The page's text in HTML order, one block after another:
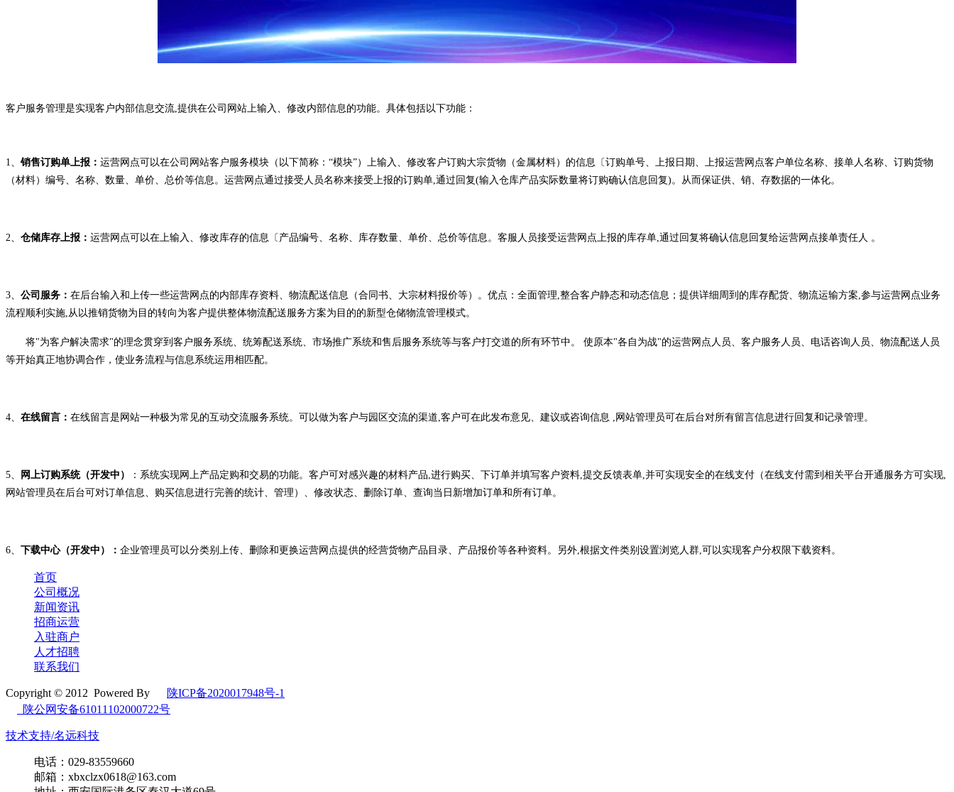
客户服务管理是实现客户内部信息交流,提供在公司网站上输入、修改内部信息的功能。具体包括以下功能：
1、 销售订购单上报： 运营网点可以在公司网站客户服务模块（以下简称：“模块”）上输入、修改客户订购大宗货物（金属材料）的信息〔订购单号、上报日期、上报运营网点客户单位名称、接单人名称、订购货物
（材料）编号、名称、数量、单价、总价等信息。运营网点通过接受人员名称来接受上报的订购单,通过回复(输入仓库产品实际数量将订购确认信息回复)。从而保证供、销、存数据的一体化。
2、 仓储库存上报： 运营网点可以在上输入、修改库存的信息〔产品编号、名称、库存数量、单价、总价等信息。客服人员接受运营网点上报的库存单,通过回复将确认信息回复给运营网点接单责任人 。
3、 公司服务： 在后台输入和上传一些运营网点的内部库存资料、物流配送信息（合同书、大宗材料报价等）。优点：全面管理,整合客户静态和动态信息；提供详细周到的库存配货、物流运输方案,参与运营网点业务
流程顺利实施,从以推销货物为目的转向为客户提供整体物流配送服务方案为目的的新型仓储物流管理模式。
将"为客户解决需求"的理念贯穿到客户服务系统、统筹配送系统、市场推广系统和售后服务系统等与客户打交道的所有环节中。 使原本"各自为战"的运营网点人员、客户服务人员、电话咨询人员、物流配送人员
等开始真正地协调合作，使业务流程与信息系统运用相匹配。
4、 在线留言： 在线留言是网站一种极为常见的互动交流服务系统。可以做为客户与园区交流的渠道,客户可在此发布意见、建议或咨询信息 ,网站管理员可在后台对所有留言信息进行回复和记录管理。
5、 网上订购系统（开发中）
：系统实现网上产品定购和交易的功能。客户可对感兴趣的材料产品,进行购买、下订单并填写客户资料,提交反馈表单,并可实现安全的在线支付（在线支付需到相关平台开通服务方可实现,
网站管理员在后台可对订单信息、购买信息进行完善的统计、管理）、修改状态、删除订单、查询当日新增加订单和所有订单。
6、 下载中心（开发中）： 企业管理员可以分类别上传、删除和更换运营网点提供的经营货物产品目录、产品报价等各种资料。另外,根据文件类别设置浏览人群,可以实现客户分权限下载资料。
首页
公司概况
新闻资讯
招商运营
入驻商户
人才招聘
联系我们
Copyright © 2012 Powered By
陕ICP备2020017948号-1
陕公网安备61011102000722号
技术支持/名远科技
电话：029-83559660
邮箱：xbxclzx0618@163.com